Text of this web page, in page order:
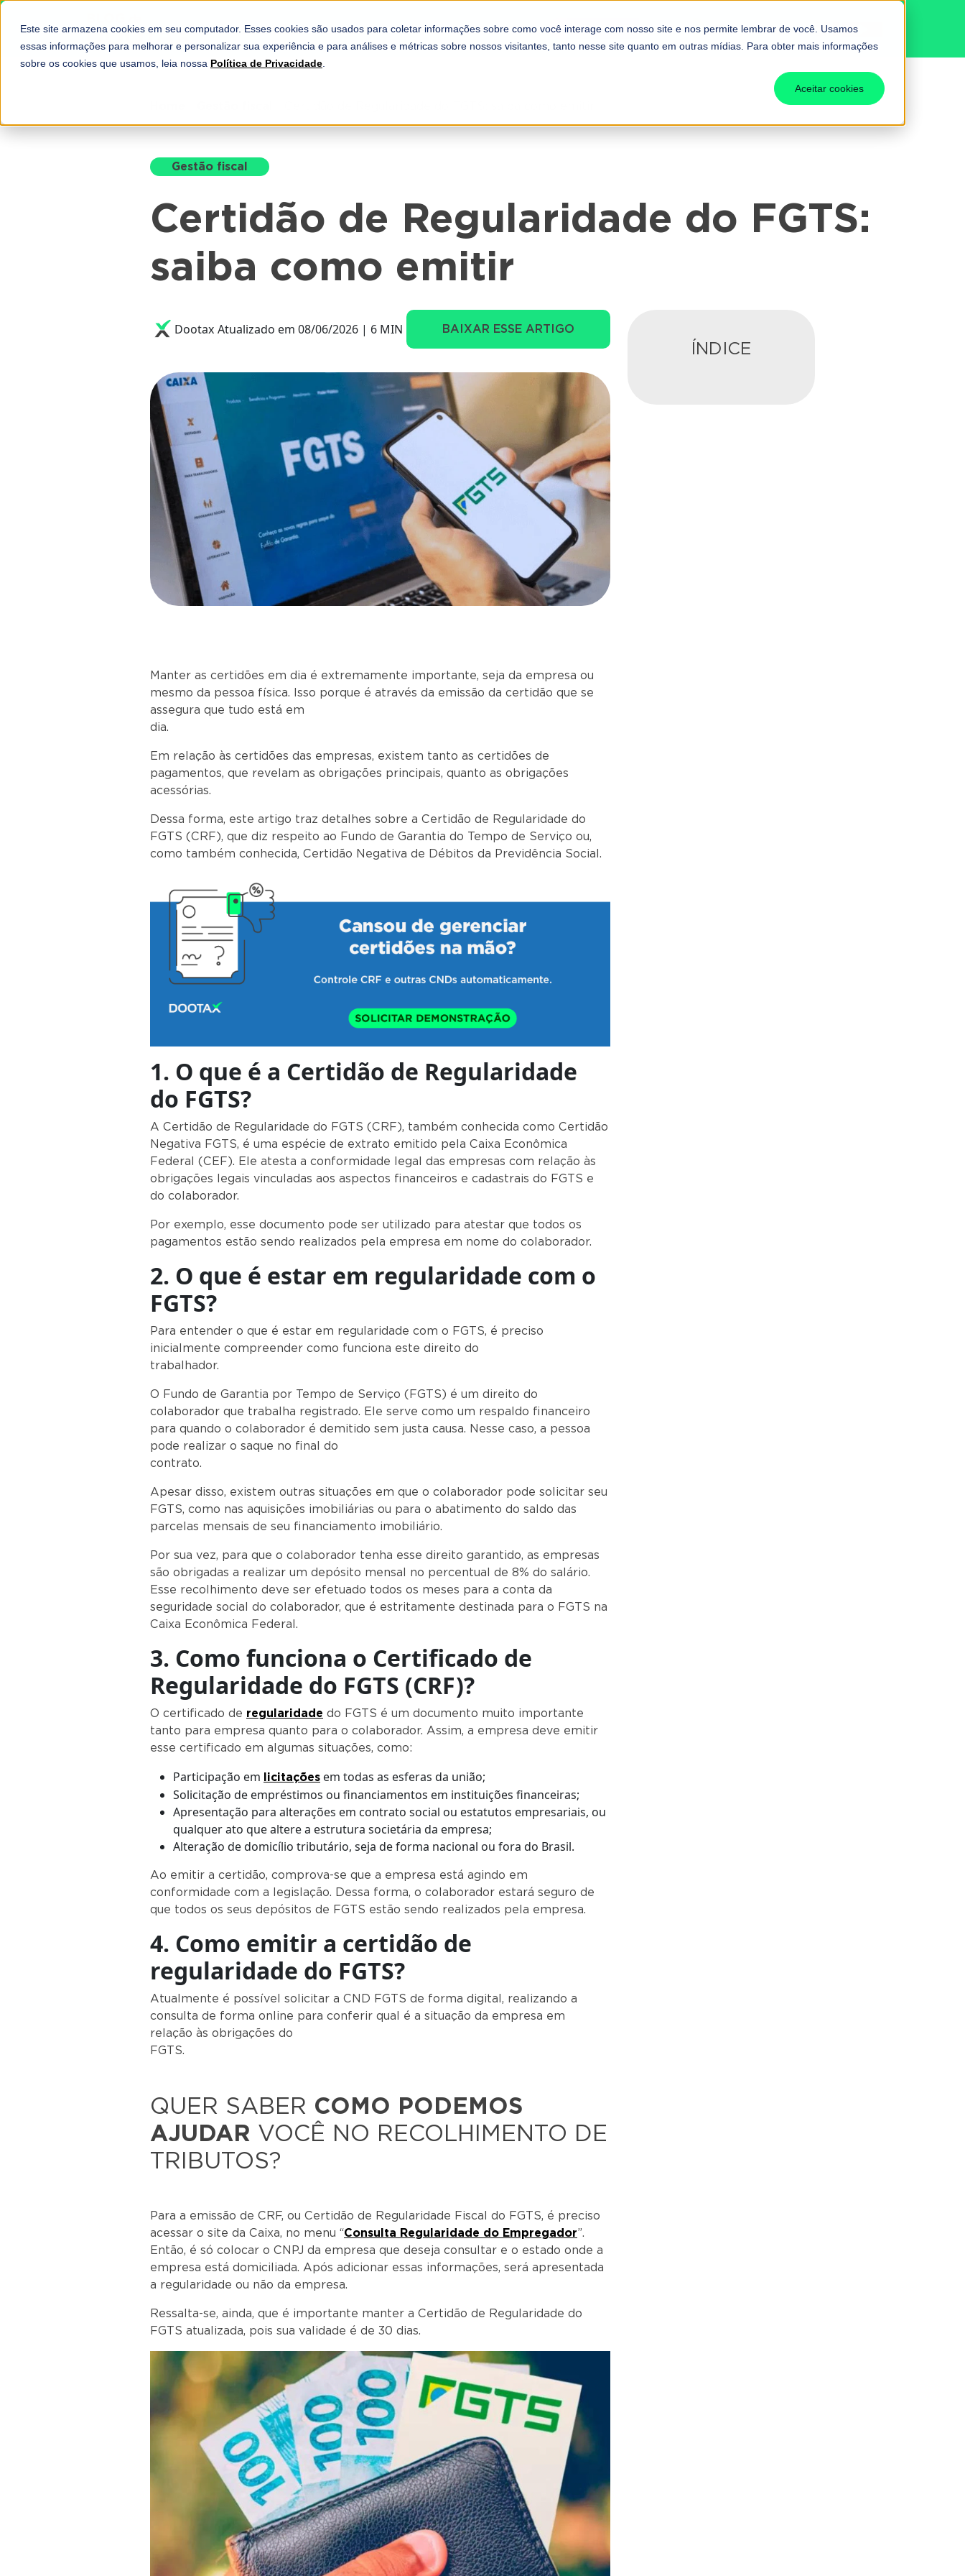
Este site armazena cookies em seu computador. Esses cookies são usados para coletar informações sobre como você interage com nosso site e nos permite lembrar de você. Usamos
essas informações para melhorar e personalizar sua experiência e para análises e métricas sobre nossos visitantes, tanto nesse site quanto em outras mídias. Para obter mais informações
sobre os cookies que usamos, leia nossa Política de Privacidade
Aceitar cookies
SOLUÇÕES A DOOTAX COMPLIANCEPARCEIROS REFORMA TRIBUTÁRIA Fale conosco
Gestão fiscal
Certidão de Regularidade do FGTS:
saiba como emitir
Dootax Atualizado em 08/06/2026 | 6 MIN BAIXAR ESSE ARTIGO
Manter as certidões em dia é extremamente importante, seja da empresa ou
mesmo da pessoa física. Isso porque é através da emissão da certidão que se
assegura que tudo está em
dia.
Em relação às certidões das empresas, existem tanto as certidões de
pagamentos, que revelam as obrigações principais, quanto as obrigações
acessórias.
Dessa forma, este artigo traz detalhes sobre a Certidão de Regularidade do
FGTS (CRF), que diz respeito ao Fundo de Garantia do Tempo de Serviço ou,
como também conhecida, Certidão Negativa de Débitos da Previdência Social.
1. O que é a Certidão de Regularidade
do FGTS?
A Certidão de Regularidade do FGTS (CRF), também conhecida como Certidão
Negativa FGTS, é uma espécie de extrato emitido pela Caixa Econômica
Federal (CEF). Ele atesta a conformidade legal das empresas com relação às
obrigações legais vinculadas aos aspectos financeiros e cadastrais do FGTS e
do colaborador.
Por exemplo, esse documento pode ser utilizado para atestar que todos os
pagamentos estão sendo realizados pela empresa em nome do colaborador.
2. O que é estar em regularidade com o
FGTS?
Para entender o que é estar em regularidade com o FGTS, é preciso
inicialmente compreender como funciona este direito do
trabalhador.
O Fundo de Garantia por Tempo de Serviço (FGTS) é um direito do
colaborador que trabalha registrado. Ele serve como um respaldo financeiro
para quando o colaborador é demitido sem justa causa. Nesse caso, a pessoa
pode realizar o saque no final do
contrato.
Apesar disso, existem outras situações em que o colaborador pode solicitar seu
FGTS, como nas aquisições imobiliárias ou para o abatimento do saldo das
parcelas mensais de seu financiamento imobiliário.
Por sua vez, para que o colaborador tenha esse direito garantido, as empresas
são obrigadas a realizar um depósito mensal no percentual de 8% do salário.
Esse recolhimento deve ser efetuado todos os meses para a conta da
seguridade social do colaborador, que é estritamente destinada para o FGTS na
Caixa Econômica Federal.
3. Como funciona o Certificado de
Regularidade do FGTS (CRF)?
O certificado de regularidade do FGTS é um documento muito importante
tanto para empresa quanto para o colaborador. Assim, a empresa deve emitir
esse certificado em algumas situações, como:
Participação em licitações em todas as esferas da união;
Solicitação de empréstimos ou financiamentos em instituições financeiras;
Apresentação para alterações em contrato social ou estatutos empresariais, ou
qualquer ato que altere a estrutura societária da empresa;
Alteração de domicílio tributário, seja de forma nacional ou fora do Brasil.
Ao emitir a certidão, comprova-se que a empresa está agindo em
conformidade com a legislação. Dessa forma, o colaborador estará seguro de
que todos os seus depósitos de FGTS estão sendo realizados pela empresa.
4. Como emitir a certidão de
regularidade do FGTS?
Atualmente é possível solicitar a CND FGTS de forma digital, realizando a
consulta de forma online para conferir qual é a situação da empresa em
relação às obrigações do
FGTS.
QUER SABER COMO PODEMOS
AJUDAR VOCÊ NO RECOLHIMENTO DE
TRIBUTOS?
Para a emissão de CRF, ou Certidão de Regularidade Fiscal do FGTS, é preciso
acessar o site da Caixa, no menu “Consulta Regularidade do Empregador”.
Então, é só colocar o CNPJ da empresa que deseja consultar e o estado onde a
empresa está domiciliada. Após adicionar essas informações, será apresentada
a regularidade ou não da empresa.
Ressalta-se, ainda, que é importante manter a Certidão de Regularidade do
FGTS atualizada, pois sua validade é de 30 dias.
ÍNDICE